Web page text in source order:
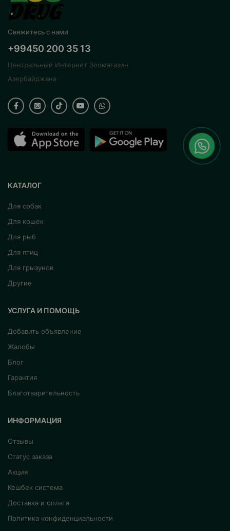
Свяжитесь с нами
+99450 200 35 13
Центральный Интернет Зоомагазин
Азербайджана
КАТАЛОГ
Для собак
Для кошек
Для рыб
Для птиц
Для грызунов
Другие
УСЛУГА И ПОМОЩЬ
Добавить объявление
Жалобы
Блог
Гарантия
Благотварительность
ИНФОРМАЦИЯ
Отзывы
Статус заказа
Акция
Кешбек система
Доставка и оплата
Политика конфиденциальности